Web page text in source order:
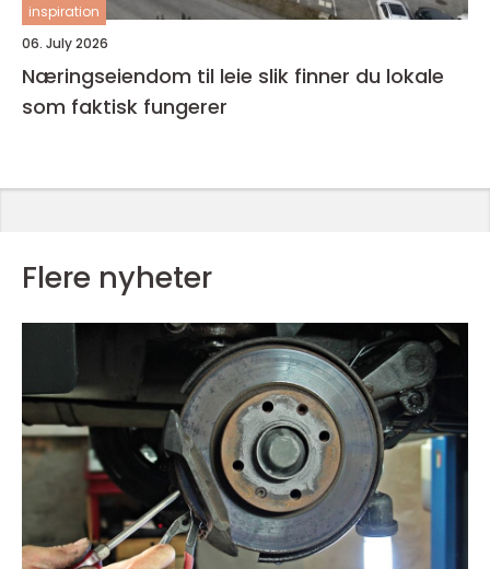
inspiration
06. July 2026
Næringseiendom til leie slik finner du lokale
som faktisk fungerer
Flere nyheter